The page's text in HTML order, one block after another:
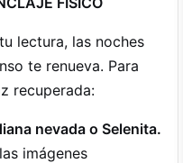
lectura, las noches
te renueva. Para
recuperada:
nevada o Selenita.
imágenes